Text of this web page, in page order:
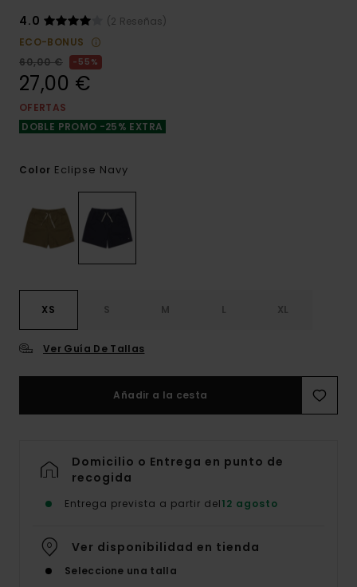
4.0
(2 Reseñas)
ECO-BONUS
60,00 €
55%
27,00 €
OFERTAS
DOBLE PROMO -25% EXTRA
Color Eclipse Navy
XS S M L XL
Ver Guía De Tallas
Añadir a la cesta
Domicilio o Entrega en punto de
recogida
Entrega prevista a partir del12 agosto
Ver disponibilidad en tienda
Seleccione una talla